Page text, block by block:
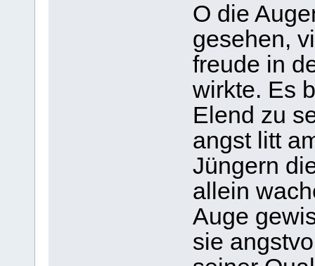
O die
gese­hen,
freude in
wirkte. Es
Elend zu
angst litt
Jün­gern
allein
Auge
sie